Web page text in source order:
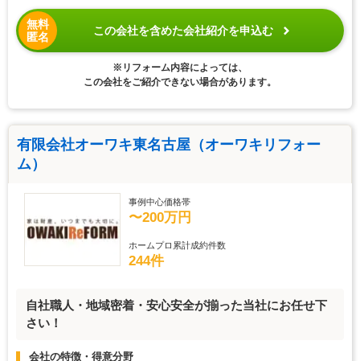
無料
匿名
この会社を含めた会社紹介を申込む
※リフォーム内容によっては、
この会社をご紹介できない場合があります。
有限会社オーワキ東名古屋（オーワキリフォー
ム）
事例中心価格帯
〜200万円
ホームプロ累計成約件数
244件
自社職人・地域密着・安心安全が揃った当社にお任せ下
さい！
会社の特徴・得意分野